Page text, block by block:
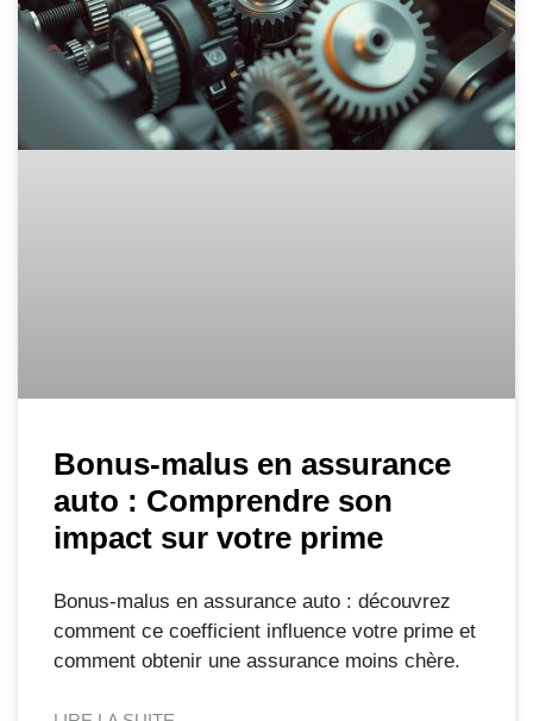
Bonus-malus en assurance
auto : Comprendre son
impact sur votre prime
Bonus-malus en assurance auto : découvrez
comment ce coefficient influence votre prime et
comment obtenir une assurance moins chère.